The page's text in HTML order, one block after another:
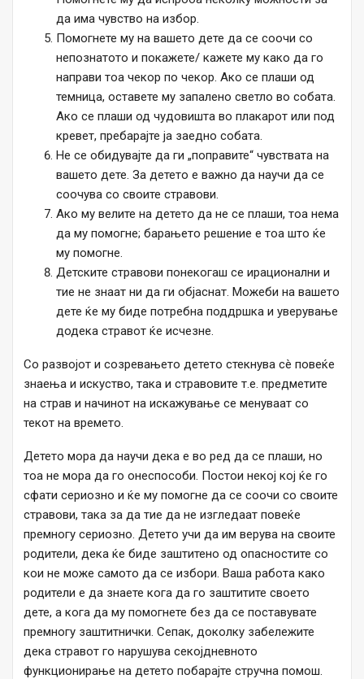
да има чувство на избор.
Помогнете му на вашето дете да се соочи со
непознатото и покажете/ кажете му како да го
направи тоа чекор по чекор. Ако се плаши од
темница, оставете му запалено светло во собата.
Ако се плаши од чудовишта во плакарот или под
кревет, пребарајте ја заедно собата.
Не се обидувајте да ги „поправите“ чувствата на
вашето дете. За детето е важно да научи да се
соочува со своите стравови.
Ако му велите на детето да не се плаши, тоа нема
да му помогне; барањето решение е тоа што ќе
му помогне.
Детските стравови понекогаш се ирационални и
тие не знаат ни да ги објаснат. Можеби на вашето
дете ќе му биде потребна поддршка и уверување
додека стравот ќе исчезне.
Со развојот и созревањето детето стекнува сè повеќе
знаења и искуство, така и стравовите т.е. предметите
на страв и начинот на искажување се менуваат со
текот на времето.
Детето мора да научи дека е во ред да се плаши, но
тоа не мора да го онеспособи. Постои некој кој ќе го
сфати сериозно и ќе му помогне да се соочи со своите
стравови, така за да тие да не изгледаат повеќе
премногу сериозно. Детето учи да им верува на своите
родители, дека ќе биде заштитено од опасностите со
кои не може самото да се избори. Ваша работа како
родители е да знаете кога да го заштитите своето
дете, а кога да му помогнете без да се поставувате
премногу заштитнички. Сепак, доколку забележите
дека стравот го нарушува секојдневното
функционирање на детето побарајте стручна помош.